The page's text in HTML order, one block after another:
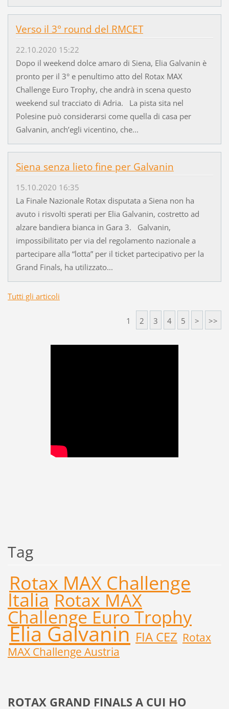
Verso il 3° round del RMCET
22.10.2020 15:22
Dopo il weekend dolce amaro di Siena, Elia Galvanin è
pronto per il 3° e penultimo atto del Rotax MAX
Challenge Euro Trophy, che andrà in scena questo
weekend sul tracciato di Adria. La pista sita nel
Polesine può considerarsi come quella di casa per
Galvanin, anch’egli vicentino, che...
Siena senza lieto fine per Galvanin
15.10.2020 16:35
La Finale Nazionale Rotax disputata a Siena non ha
avuto i risvolti sperati per Elia Galvanin, costretto ad
alzare bandiera bianca in Gara 3. Galvanin,
impossibilitato per via del regolamento nazionale a
partecipare alla “lotta” per il ticket partecipativo per la
Grand Finals, ha utilizzato...
Tutti gli articoli
1 2 3 4 5 > >>
Tag
Rotax MAX Challenge
Italia Rotax MAX
Challenge Euro Trophy
Elia Galvanin FIA CEZ Rotax
MAX Challenge Austria
ROTAX GRAND FINALS A CUI HO